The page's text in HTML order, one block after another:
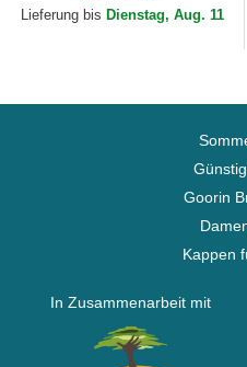
von New Era
Lieferung bis Dienstag, Aug. 11
Goorin
Kappen
In Zusammenarbeit mit